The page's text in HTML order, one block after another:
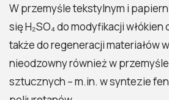
W przemyśle tekstylnym i
się H₂SO₄ do modyfikacji
także do regeneracji materiałów
nieodzowny również w
sztucznych – m.in. w syntezie